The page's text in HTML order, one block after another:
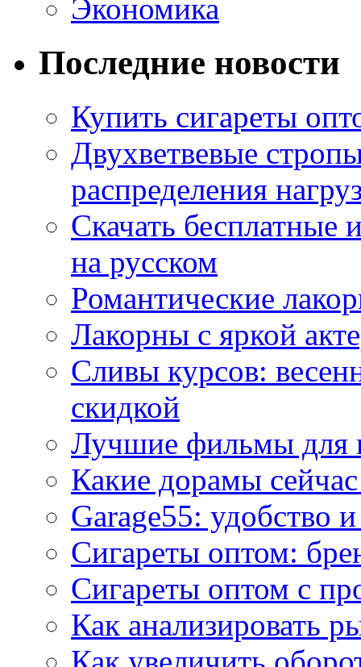
Экономика
Последние новости
Купить сигареты
Двухветвевые
распределения
Скачать
на русском
Романтические
Лакорны с яркой
Сливы курсов:
скидкой
Лучшие фильмы для
Какие дорамы
Garage55: удобство
Сигареты оптом:
Сигареты оптом с
Как анализировать